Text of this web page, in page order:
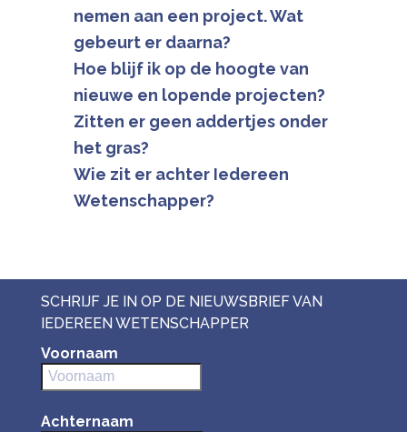
nemen aan een project. Wat
gebeurt er daarna?
Hoe blijf ik op de hoogte van
nieuwe en lopende projecten?
Zitten er geen addertjes onder
het gras?
Wie zit er achter Iedereen
Wetenschapper?
SCHRIJF JE IN OP DE NIEUWSBRIEF VAN
IEDEREEN WETENSCHAPPER
Voornaam
Achternaam